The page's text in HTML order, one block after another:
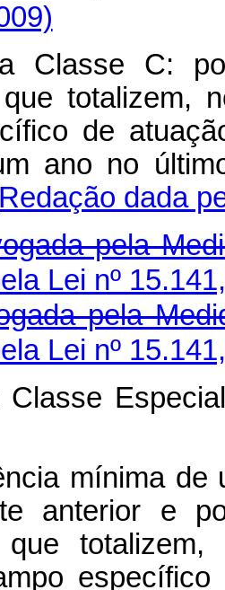
Classe C:
que totalizem,
de
ano no
dada
pela
Lei nº
pela
Lei nº
Classe
mínima
anterior e
que